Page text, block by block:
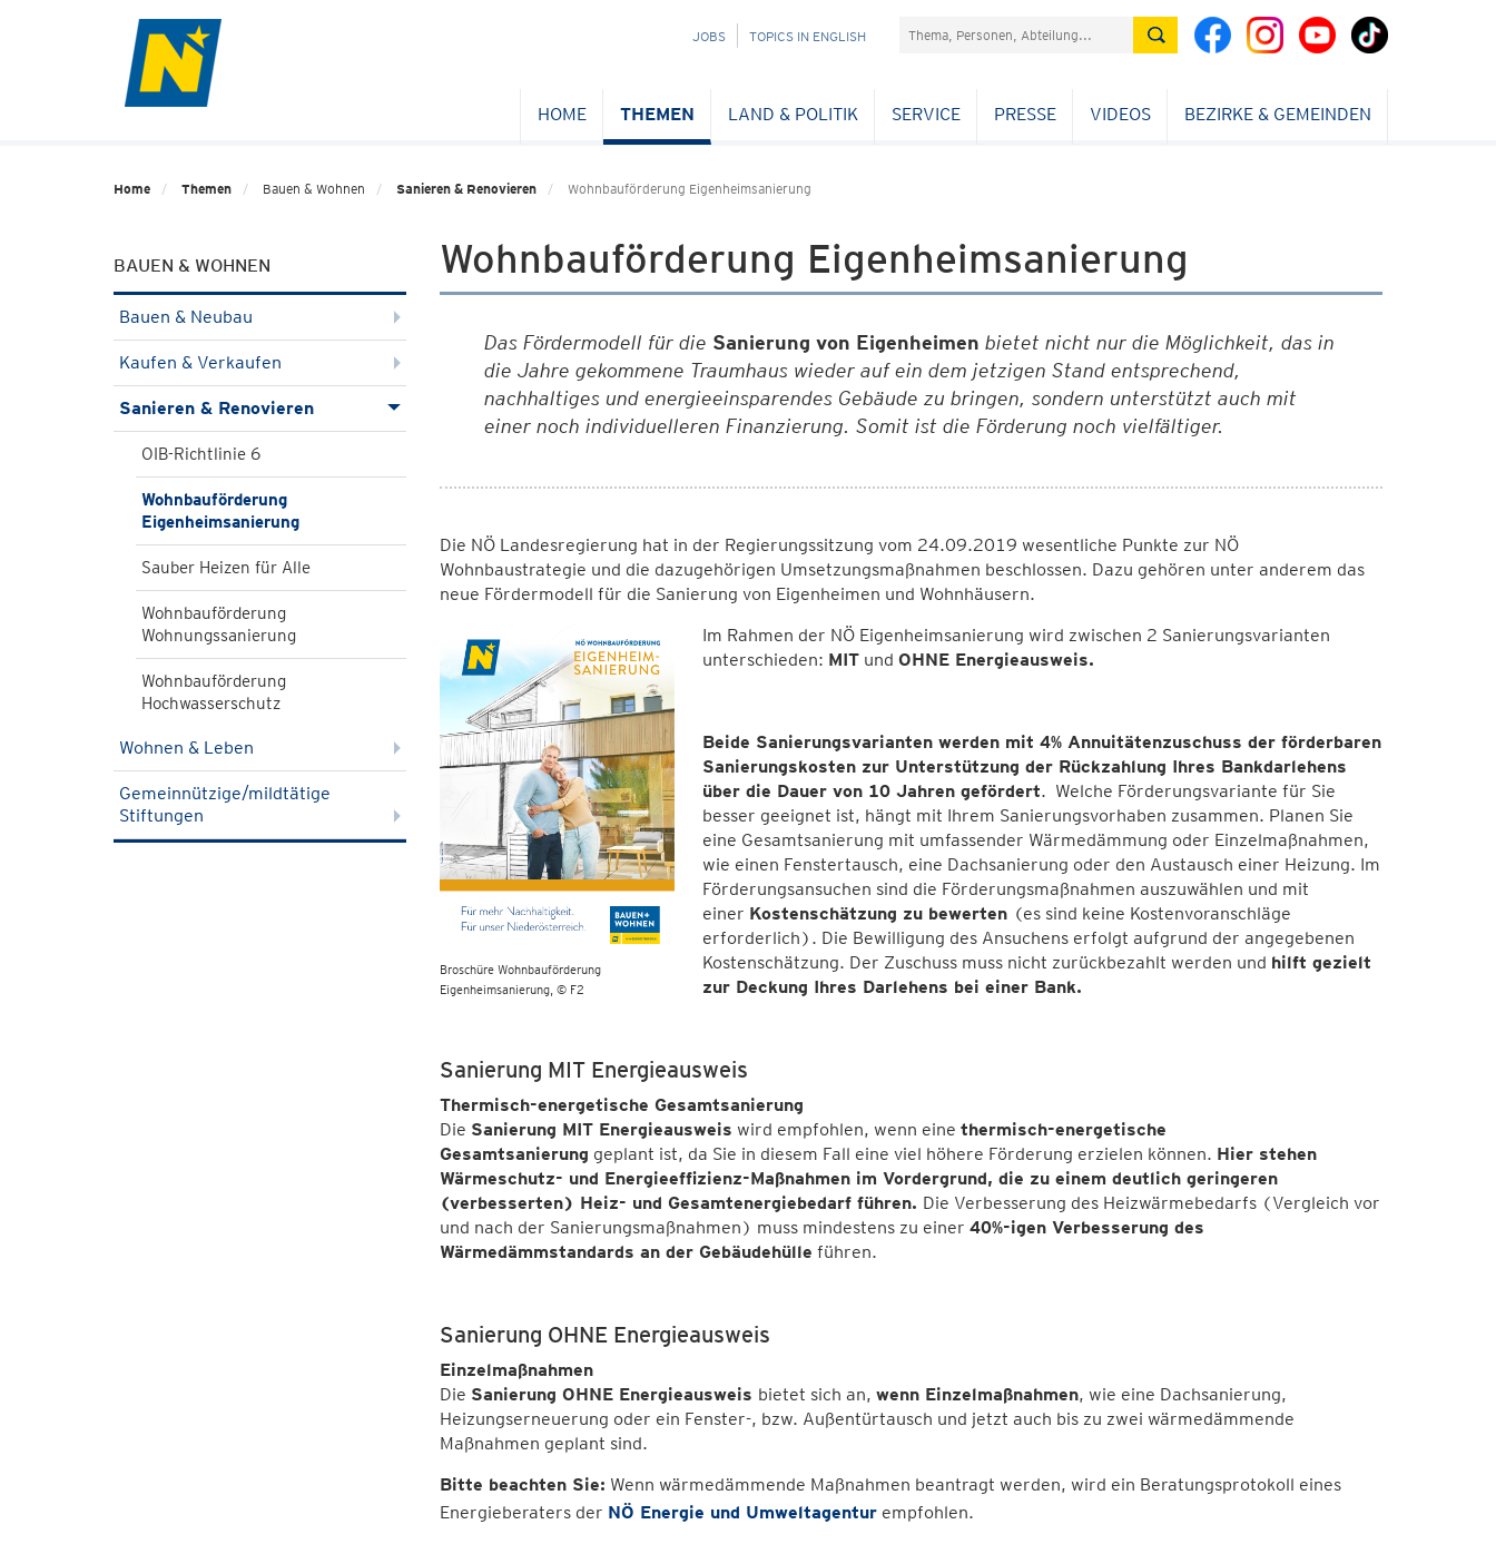
NAVIGATION
JOBS TOPICS IN ENGLISH Suchefeld
HOME THEMEN LAND & POLITIK SERVICE PRESSE VIDEOS BEZIRKE & GEMEINDEN
Home Themen Bauen & Wohnen Sanieren & Renovieren Wohnbauförderung Eigenheimsanierung
BAUEN & WOHNEN
Bauen & Neubau
Kaufen & Verkaufen
Sanieren & Renovieren
OIB-Richtlinie 6
Wohnbauförderung
Eigenheimsanierung
Sauber Heizen für Alle
Wohnbauförderung
Wohnungssanierung
Wohnbauförderung
Hochwasserschutz
Wohnen & Leben
Gemeinnützige/mildtätige
Stiftungen
Wohnbauförderung Eigenheimsanierung
Das Fördermodell für die Sanierung von Eigenheimen bietet nicht nur die Möglichkeit, das in
die Jahre gekommene Traumhaus wieder auf ein dem jetzigen Stand entsprechend,
nachhaltiges und energieeinsparendes Gebäude zu bringen, sondern unterstützt auch mit
einer noch individuelleren Finanzierung. Somit ist die Förderung noch vielfältiger.
Die NÖ Landesregierung hat in der Regierungssitzung vom 24.09.2019 wesentliche Punkte zur NÖ
Wohnbaustrategie und die dazugehörigen Umsetzungsmaßnahmen beschlossen. Dazu gehören unter anderem das
neue Fördermodell für die Sanierung von Eigenheimen und Wohnhäusern.
Broschüre Wohnbauförderung
Eigenheimsanierung © F2
Im Rahmen der NÖ Eigenheimsanierung wird zwischen 2 Sanierungsvarianten
unterschieden: MIT undOHNE Energieausweis.
Beide Sanierungsvarianten werden mit 4% Annuitätenzuschuss der förderbaren
Sanierungskosten zur Unterstützung der Rückzahlung Ihres Bankdarlehens
über die Dauer von 10 Jahren gefördert. Welche Förderungsvariante für Sie
besser geeignet ist, hängt mit Ihrem Sanierungsvorhaben zusammen. Planen Sie
eine Gesamtsanierung mit umfassender Wärmedämmung oder Einzelmaßnahmen,
wie einen Fenstertausch, eine Dachsanierung oder den Austausch einer Heizung. Im
Förderungsansuchen sind die Förderungsmaßnahmen auszuwählen und mit
einer Kostenschätzung zu bewerten (es sind keine Kostenvoranschläge
erforderlich). Die Bewilligung des Ansuchens erfolgt aufgrund der angegebenen
Kostenschätzung. Der Zuschuss muss nicht zurückbezahlt werden und hilft gezielt
zur Deckung Ihres Darlehens bei einer Bank.
Sanierung MIT Energieausweis
Thermisch-energetische Gesamtsanierung
Die Sanierung MIT Energieausweis wird empfohlen, wenn eine thermisch-energetische
Gesamtsanierung geplant ist, da Sie in diesem Fall eine viel höhere Förderung erzielen können. Hier stehen
Wärmeschutz- und Energieeffizienz-Maßnahmen im Vordergrund, die zu einem deutlich geringeren
(verbesserten) Heiz- und Gesamtenergiebedarf führen. Die Verbesserung des Heizwärmebedarfs (Vergleich vor
und nach der Sanierungsmaßnahmen) muss mindestens zu einer 40%-igen Verbesserung des
Wärmedämmstandards an der Gebäudehülle führen.
Sanierung OHNE Energieausweis
Einzelmaßnahmen
Die Sanierung OHNE Energieausweis bietet sich an, wenn Einzelmaßnahmen, wie eine Dachsanierung,
Heizungserneuerung oder ein Fenster-, bzw. Außentürtausch und jetzt auch bis zu zwei wärmedämmende
Maßnahmen geplant sind.
Bitte beachten Sie: Wenn wärmedämmende Maßnahmen beantragt werden, wird ein Beratungsprotokoll eines
Energieberaters der NÖ Energie und Umweltagenturempfohlen.